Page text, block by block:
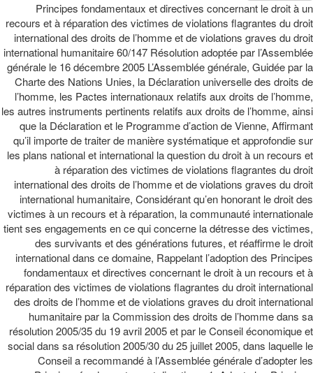
Principes fondamentaux et directives concernant le droit à un
recours et à réparation des victimes de violations flagrantes du droit
international des droits de l’homme et de violations graves du droit
international humanitaire 60/147 Résolution adoptée par l’Assemblée
générale le 16 décembre 2005 L’Assemblée générale, Guidée par la
Charte des Nations Unies, la Déclaration universelle des droits de
l’homme, les Pactes internationaux relatifs aux droits de l’homme,
les autres instruments pertinents relatifs aux droits de l’homme, ainsi
que la Déclaration et le Programme d’action de Vienne, Affirmant
qu’il importe de traiter de manière systématique et approfondie sur
les plans national et international la question du droit à un recours et
à réparation des victimes de violations flagrantes du droit
international des droits de l’homme et de violations graves du droit
international humanitaire, Considérant qu’en honorant le droit des
victimes à un recours et à réparation, la communauté internationale
tient ses engagements en ce qui concerne la détresse des victimes,
des survivants et des générations futures, et réaffirme le droit
international dans ce domaine, Rappelant l’adoption des Principes
fondamentaux et directives concernant le droit à un recours et à
réparation des victimes de violations flagrantes du droit international
des droits de l’homme et de violations graves du droit international
humanitaire par la Commission des droits de l’homme dans sa
résolution 2005/35 du 19 avril 2005 et par le Conseil économique et
social dans sa résolution 2005/30 du 25 juillet 2005, dans laquelle le
Conseil a recommandé à l’Assemblée générale d’adopter les